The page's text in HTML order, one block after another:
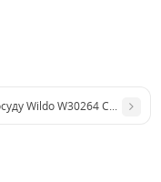
спеційWildo W30264 Camp-A-